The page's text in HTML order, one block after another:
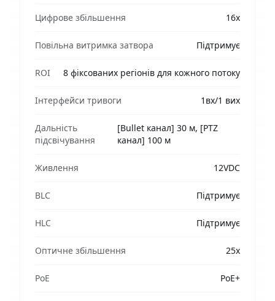
Цифрове збільшення 16x
Повільна витримка затвора Підтримує
ROI 8 фіксованих регіонів для кожного потоку
Інтерфейси тривоги 1вх/1 вих
Дальність
підсвічування
[Bullet канал] 30 м, [PTZ
канал] 100 м
Живлення 12VDC
BLC Підтримує
HLC Підтримує
Оптичне збільшення 25х
PoE PoE+